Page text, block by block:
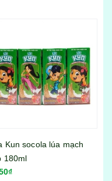
Kun hương kem dâu